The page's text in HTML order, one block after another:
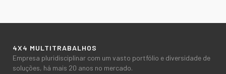
4X4 MULTITRABALHOS
Empresa pluridisciplinar com um vasto portfólio e diversidade de
soluções, há mais 20 anos no mercado.